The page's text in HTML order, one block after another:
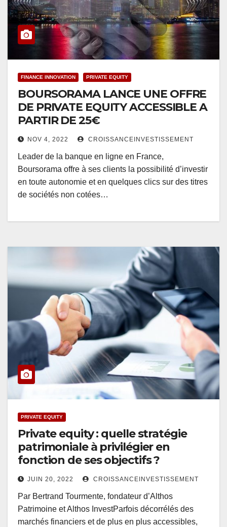
FINANCE INNOVATION PRIVATE EQUITY
BOURSORAMA LANCE UNE OFFRE
DE PRIVATE EQUITY ACCESSIBLE A
PARTIR DE 25€
NOV 4, 2022 CROISSANCEINVESTISSEMENT
Leader de la banque en ligne en France,
Boursorama offre à ses clients la possibilité d’investir
en toute autonomie et en quelques clics sur des titres
de sociétés non cotées…
PRIVATE EQUITY
Private equity : quelle stratégie
patrimoniale à privilégier en
fonction de ses objectifs ?
JUIN 20, 2022 CROISSANCEINVESTISSEMENT
Par Bertrand Tourmente, fondateur d’Althos
Patrimoine et Althos InvestParfois décorrélés des
marchés financiers et de plus en plus accessibles,